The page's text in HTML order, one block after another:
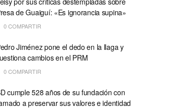
de Guaiguí: «Es ignorancia supina»
0 COMPARTIR
Jiménez pone el dedo en la llaga y
cambios en el PRM
0 COMPARTIR
cumple 528 años de su fundación con
a preservar sus valores e identidad